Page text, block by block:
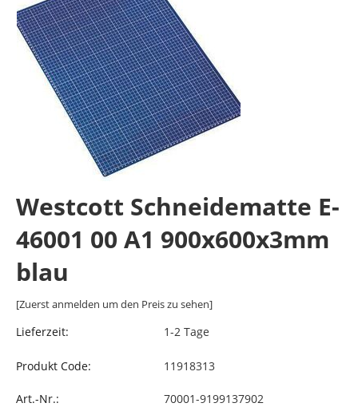
Westcott Schneidematte E-
46001 00 A1 900x600x3mm
blau
[Zuerst anmelden um den Preis zu sehen]
Lieferzeit: 1-2 Tage
Produkt Code: 11918313
Art.-Nr.: 70001-9199137902